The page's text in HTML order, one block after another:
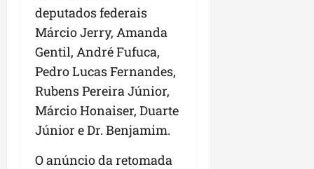
deputados federais
Márcio Jerry, Amanda
Gentil, André Fufuca,
Pedro Lucas Fernandes,
Rubens Pereira Júnior,
Márcio Honaiser, Duarte
Júnior e Dr. Benjamim.
O anúncio da retomada